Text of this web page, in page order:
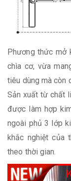
Phương thức mở
chìa cơ, vừa
tiêu dùng mà còn
Sản xuất từ chất
được làm hợp
ngoài phủ 3 lớp
khắc nghiệt của
theo thời gian.